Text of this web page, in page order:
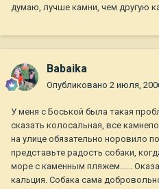
думаю, лучше камни, чем другую
Babaika
Опубликовано 2 июля,
У меня с Боськой была такая
сказать колосальная, все
на улице обязательно норовило
представьте радость собаки,
море с каменным пляжем......
кальция. Собака сама